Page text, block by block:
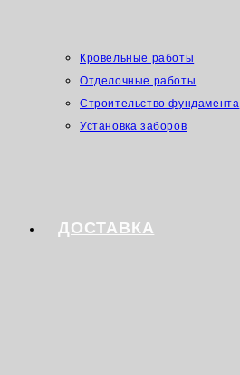
Кровельные работы
Отделочные работы
Строительство фундамента
Установка заборов
ДОСТАВКА